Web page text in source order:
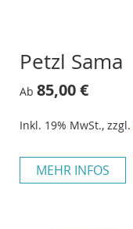
Petzl Sama
Ab 85,00 €
Inkl. 19% MwSt., zzgl.
MEHR INFOS